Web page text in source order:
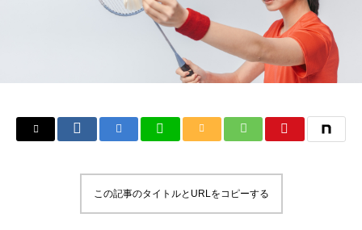
この記事のタイトルとURLをコピーする